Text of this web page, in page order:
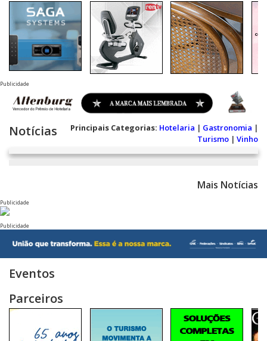
Publicidade
Notícias Principais Categorias: Hotelaria | Gastronomia |
Turismo | Vinho
Mais Notícias
Publicidade
Publicidade
Eventos
Parceiros